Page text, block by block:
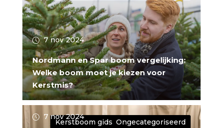
7 nov 2024
Nordmann en Spar boom vergelijking:
Welke boom moet je kiezen voor
Kerstmis?
Kerstboom gids,Ongecategoriseerd
7 nov 2024